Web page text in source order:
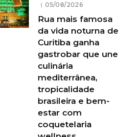
05/08/2026
Rua mais famosa
da vida noturna de
Curitiba ganha
gastrobar que une
culinária
mediterrânea,
tropicalidade
brasileira e bem-
estar com
coquetelaria